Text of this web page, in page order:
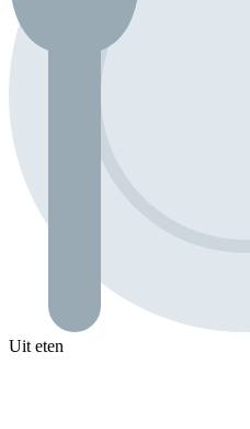
Uit eten